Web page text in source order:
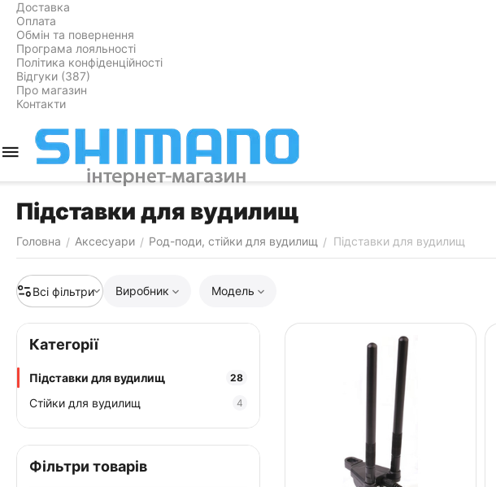
Доставка
Оплата
Обмін та повернення
Програма лояльності
Політика конфіденційності
Відгуки (387)
Про магазин
Контакти
Підставки для вудилищ
Головна / Аксесуари / Род-поди, стійки для вудилищ / Підставки для вудилищ
Всі фільтри Виробник Модель
Категорії
Підставки для вудилищ 28
Стійки для вудилищ 4
Фільтри товарів